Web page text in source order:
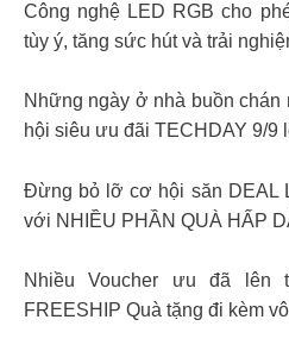
Công nghệ LED RGB cho
tùy ý, tăng sức hút và trải
Những ngày ở nhà buồn
hội siêu ưu đãi TECHDAY 9/9
Đừng bỏ lỡ cơ hội săn DEAL
với NHIỀU PHẦN QUÀ HẤP
Nhiều Voucher ưu đã lên
FREESHIP Quà tặng đi kèm